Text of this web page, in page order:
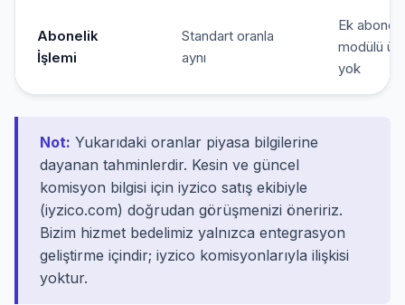
Abonelik
İşlemi
Standart oranla
aynı
Ek
modülü
yok
Not: Yukarıdaki oranlar piyasa bilgilerine
dayanan tahminlerdir. Kesin ve güncel
komisyon bilgisi için iyzico satış ekibiyle
(iyzico.com) doğrudan görüşmenizi öneririz.
Bizim hizmet bedelimiz yalnızca entegrasyon
geliştirme içindir; iyzico komisyonlarıyla ilişkisi
yoktur.